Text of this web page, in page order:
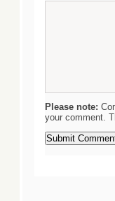
Please note:
your comment.